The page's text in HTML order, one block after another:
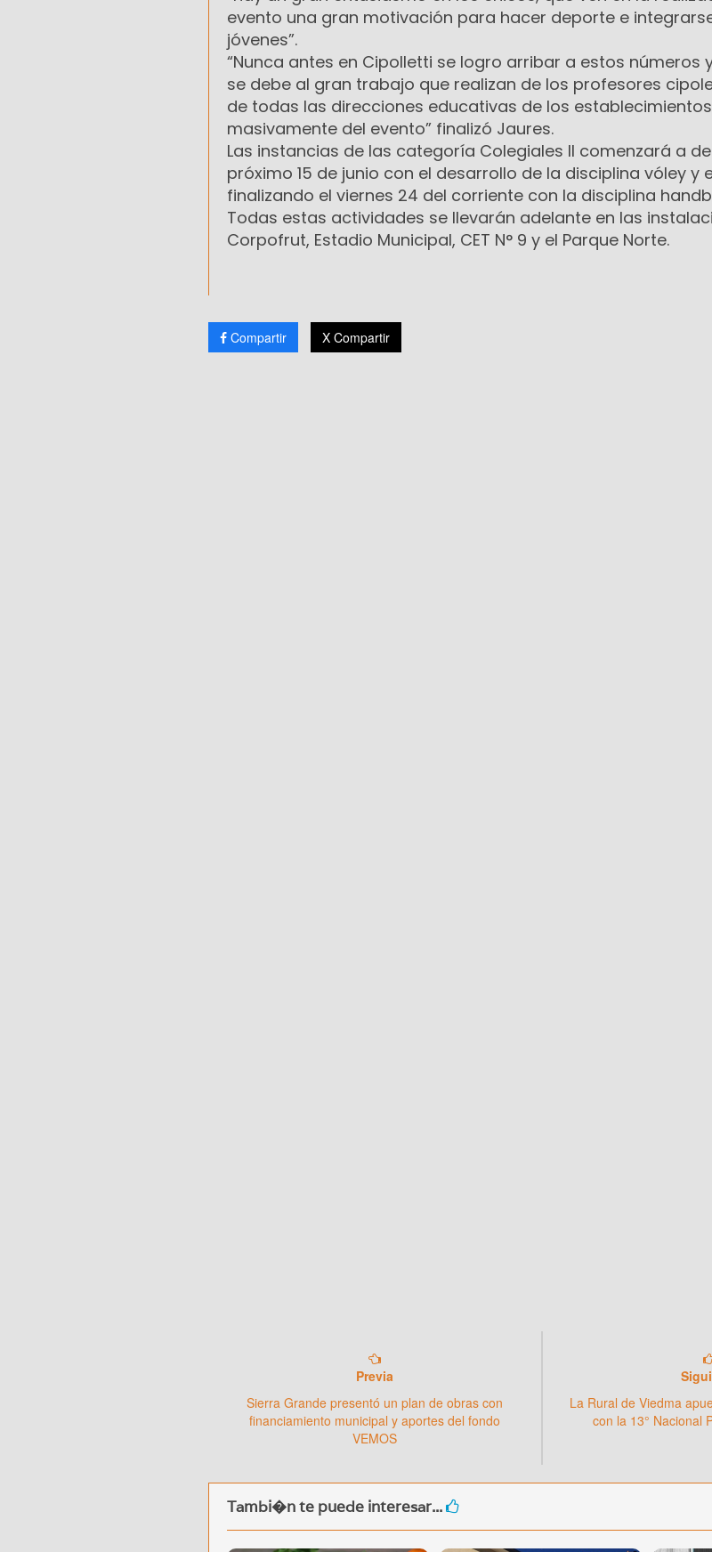
evento una gran motivación para hacer deporte e
jóvenes”.
“Nunca antes en Cipolletti se logro arribar a estos números
se debe al gran trabajo que realizan de los profesores
de todas las direcciones educativas de los
masivamente del evento” finalizó Jaures.
Las instancias de las categoría Colegiales II comenzará a
próximo 15 de junio con el desarrollo de la disciplina vóley y
finalizando el viernes 24 del corriente con la disciplina
Todas estas actividades se llevarán adelante en las
Corpofrut, Estadio Municipal, CET N° 9 y el Parque Norte.
Compartir X Compartir
Previa
Sierra Grande presentó un plan de obras con
financiamiento municipal y aportes del fondo
VEMOS
La Rural de Viedma
con la 13° Nacional
Tambi�n te puede interesar...